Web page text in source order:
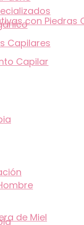
con Piedras
Capilares
Capilar
de Miel